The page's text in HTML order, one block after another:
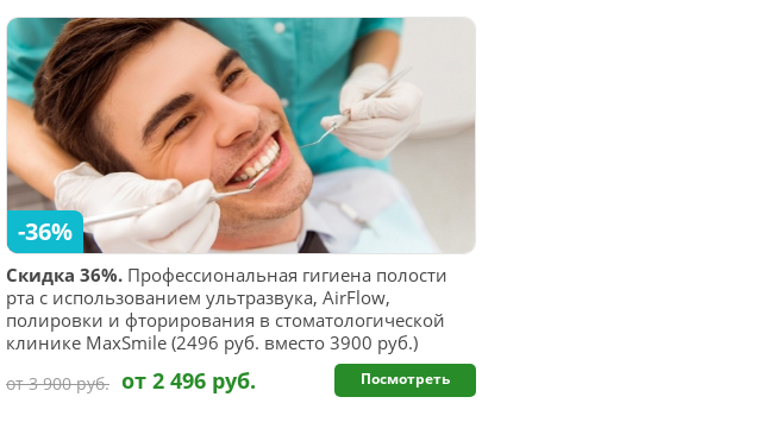
Скидка 36%. Профессиональная гигиена полости
рта с использованием ультразвука, AirFlow,
полировки и фторирования в стоматологической
клинике MaxSmile (2496 руб. вместо 3900 руб.)
-36%
от 3 900 руб. от 2 496 руб. Посмотреть